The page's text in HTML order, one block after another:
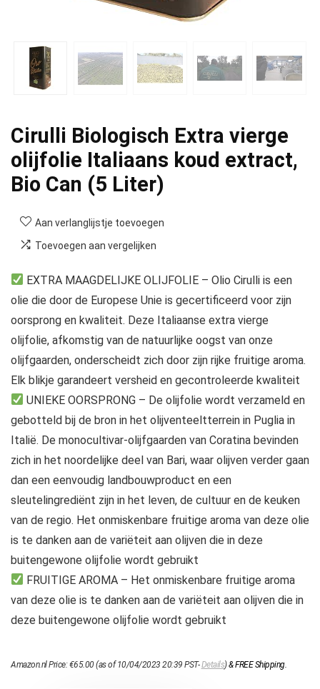
Cirulli Biologisch Extra vierge
olijfolie Italiaans koud extract,
Bio Can (5 Liter)
Aan verlanglijstje toevoegen
Toevoegen aan vergelijken
EXTRA MAAGDELIJKE OLIJFOLIE – Olio Cirulli is een
olie die door de Europese Unie is gecertificeerd voor zijn
oorsprong en kwaliteit. Deze Italiaanse extra vierge
olijfolie, afkomstig van de natuurlijke oogst van onze
olijfgaarden, onderscheidt zich door zijn rijke fruitige aroma.
Elk blikje garandeert versheid en gecontroleerde kwaliteit
UNIEKE OORSPRONG – De olijfolie wordt verzameld en
gebotteld bij de bron in het olijventeeltterrein in Puglia in
Italië. De monocultivar-olijfgaarden van Coratina bevinden
zich in het noordelijke deel van Bari, waar olijven verder gaan
dan een eenvoudig landbouwproduct en een
sleutelingrediënt zijn in het leven, de cultuur en de keuken
van de regio. Het onmiskenbare fruitige aroma van deze olie
is te danken aan de variëteit aan olijven die in deze
buitengewone olijfolie wordt gebruikt
FRUITIGE AROMA – Het onmiskenbare fruitige aroma
van deze olie is te danken aan de variëteit aan olijven die in
deze buitengewone olijfolie wordt gebruikt
Amazon.nl Price:€65.00(as of 10/04/2023 20:39 PST-Details)&FREE Shipping.